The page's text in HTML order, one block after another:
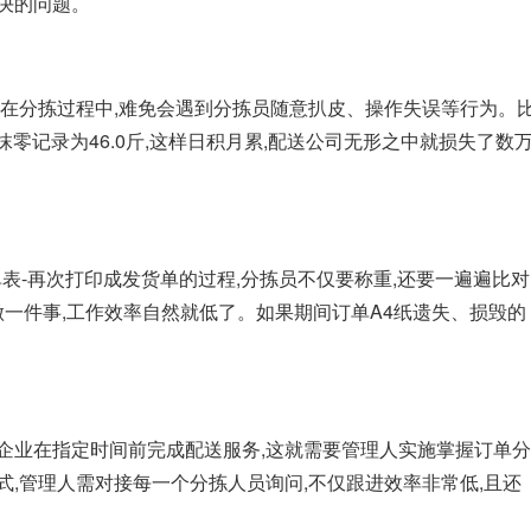
分拣过程中,难免会遇到分拣员随意扒皮、操作失误等行为。
记录为46.0斤,这样日积月累,配送公司无形之中就损失了数
-再次打印成发货单的过程,分拣员不仅要称重,还要一遍遍比对
件事,工作效率自然就低了。如果期间订单A4纸遗失、损毁的
在指定时间前完成配送服务,这就需要管理人实施掌握订单分
管理人需对接每一个分拣人员询问,不仅跟进效率非常低,且还